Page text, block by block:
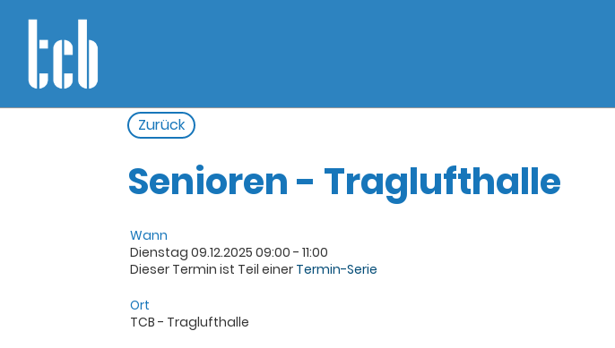
Zurück
Senioren - Traglufthalle
Wann
Dienstag 09.12.2025 09:00 - 11:00
Dieser Termin ist Teil einer Termin-Serie
Ort
TCB - Traglufthalle